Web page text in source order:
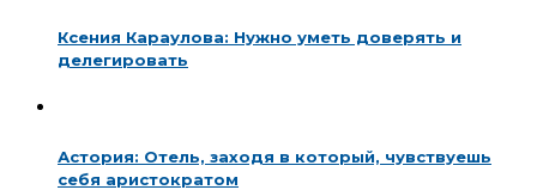
Ксения Караулова: Нужно уметь доверять и
делегировать
Астория: Отель, заходя в который, чувствуешь
себя аристократом